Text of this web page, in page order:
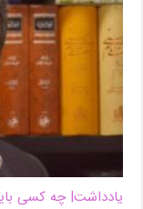
یادداشت| ‌چه کسی